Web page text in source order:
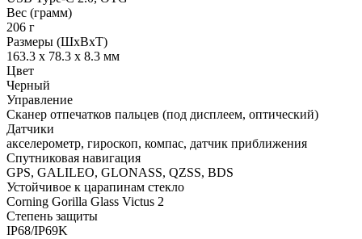
Вес (грамм)
206 г
Размеры (ШxВxТ)
163.3 x 78.3 x 8.3 мм
Цвет
Черный
Управление
Сканер отпечатков пальцев (под дисплеем, оптический)
Датчики
акселерометр, гироскоп, компас, датчик приближения
Спутниковая навигация
GPS, GALILEO, GLONASS, QZSS, BDS
Устойчивое к царапинам стекло
Corning Gorilla Glass Victus 2
Степень защиты
IP68/IP69K